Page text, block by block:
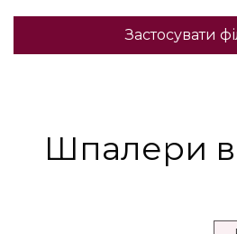
Застосувати
Шпалери